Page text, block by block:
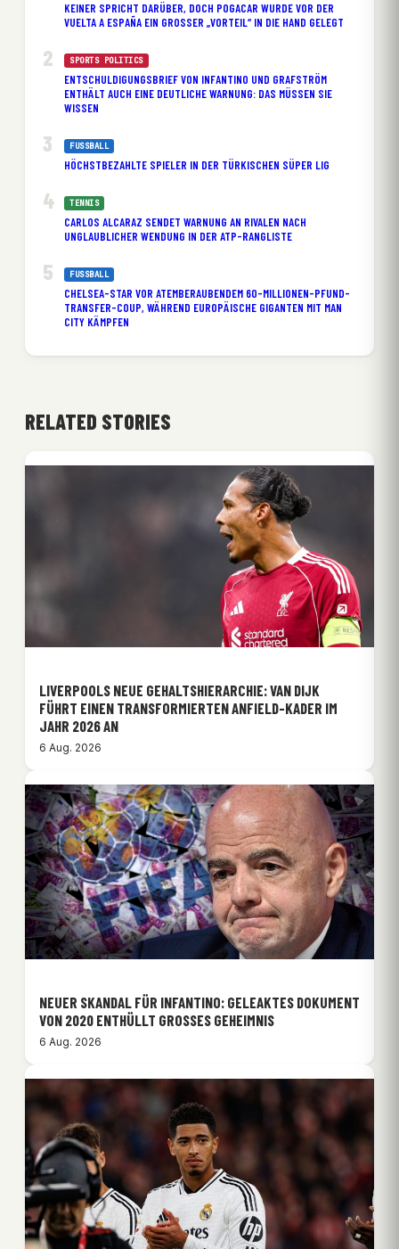
KEINER SPRICHT DARÜBER, DOCH POGACAR WURDE VOR DER
VUELTA A ESPAÑA EIN GROSSER „VORTEIL“ IN DIE HAND GELEGT
SPORTS POLITICS
ENTSCHULDIGUNGSBRIEF VON INFANTINO UND GRAFSTRÖM
ENTHÄLT AUCH EINE DEUTLICHE WARNUNG: DAS MÜSSEN SIE
WISSEN
FUSSBALL
HÖCHSTBEZAHLTE SPIELER IN DER TÜRKISCHEN SÜPER LIG
TENNIS
CARLOS ALCARAZ SENDET WARNUNG AN RIVALEN NACH
UNGLAUBLICHER WENDUNG IN DER ATP-RANGLISTE
FUSSBALL
CHELSEA-STAR VOR ATEMBERAUBENDEM 60-MILLIONEN-PFUND-
TRANSFER-COUP, WÄHREND EUROPÄISCHE GIGANTEN MIT MAN
CITY KÄMPFEN
RELATED STORIES
LIVERPOOLS NEUE GEHALTSHIERARCHIE: VAN DIJK
FÜHRT EINEN TRANSFORMIERTEN ANFIELD-KADER IM
JAHR 2026 AN
6 Aug. 2026
NEUER SKANDAL FÜR INFANTINO: GELEAKTES DOKUMENT
VON 2020 ENTHÜLLT GROSSES GEHEIMNIS
6 Aug. 2026